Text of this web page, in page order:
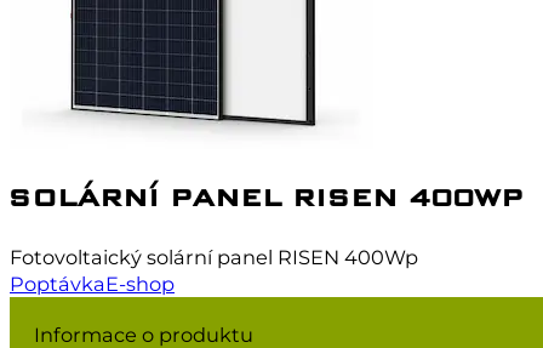
SOLÁRNÍ PANEL RISEN 400WP
Fotovoltaický solární panel RISEN 400Wp
PoptávkaE-shop
Informace o produktu